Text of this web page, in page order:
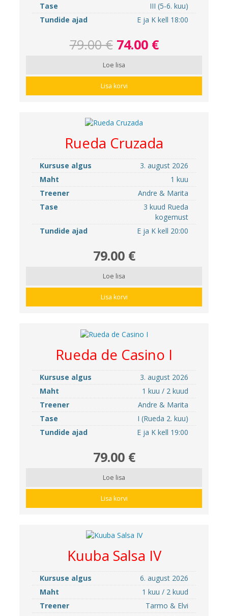
Tase
III (5-6. kuu)
Tundide ajad
E ja K kell 18:00
79.00 € 74.00 €
Loe lisa
Lisa korvi
Rueda Cruzada
Kursuse algus
3. august 2026
Maht
1 kuu
Treener
Andre & Marita
Tase
3 kuud Rueda
kogemust
Tundide ajad
E ja K kell 20:00
79.00 €
Loe lisa
Lisa korvi
Rueda de Casino I
Kursuse algus
3. august 2026
Maht
1 kuu / 2 kuud
Treener
Andre & Marita
Tase
I (Rueda 2. kuu)
Tundide ajad
E ja K kell 19:00
79.00 €
Loe lisa
Lisa korvi
Kuuba Salsa IV
Kursuse algus
6. august 2026
Maht
1 kuu / 2 kuud
Treener
Tarmo & Elvi